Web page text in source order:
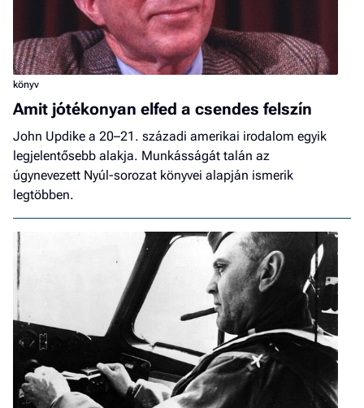
könyv
Amit jótékonyan elfed a csendes felszín
John Updike a 20–21. századi amerikai irodalom egyik
legjelentősebb alakja. Munkásságát talán az
úgynevezett Nyúl-sorozat könyvei alapján ismerik
legtöbben.